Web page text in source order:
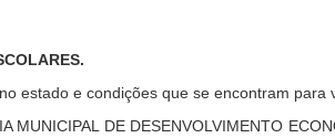
estado e condições que se encontram para
MUNICIPAL DE DESENVOLVIMENTO